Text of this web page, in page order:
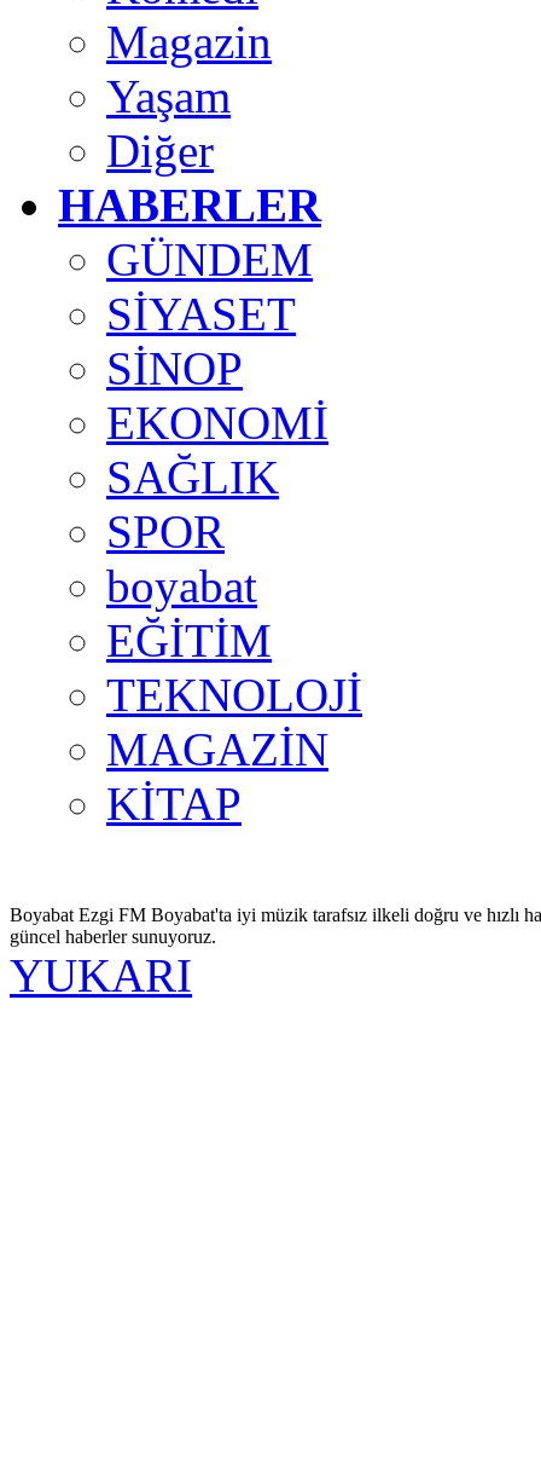
Magazin
Yaşam
Diğer
HABERLER
GÜNDEM
SİYASET
SİNOP
EKONOMİ
SAĞLIK
SPOR
boyabat
EĞİTİM
TEKNOLOJİ
MAGAZİN
KİTAP
Boyabat Ezgi FM Boyabat'ta iyi müzik tarafsız ilkeli doğru ve hızlı
güncel haberler sunuyoruz.
YUKARI